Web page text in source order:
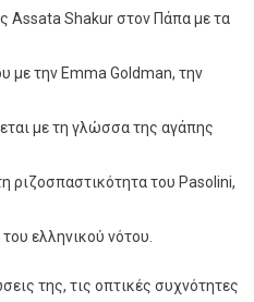
Assata Shakur στον Πάπα με τα
με την Emma Goldman, την
με τη γλώσσα της αγάπης
ριζοσπαστικότητα του Pasolini,
ελληνικού νότου.
της, τις οπτικές συχνότητες